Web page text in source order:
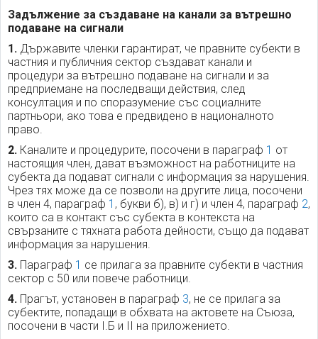
Задължение за създаване на канали за вътрешно
подаване на сигнали
1. Държавите членки гарантират, че правните субекти в
частния и публичния сектор създават канали и
процедури за вътрешно подаване на сигнали и за
предприемане на последващи действия, след
консултация и по споразумение със социалните
партньори, ако това е предвидено в националното
право.
2. Каналите и процедурите, посочени в параграф 1 от
настоящия член, дават възможност на работниците на
субекта да подават сигнали с информация за нарушения.
Чрез тях може да се позволи на другите лица, посочени
в член 4, параграф 1 , букви б), в) и г) и член 4, параграф 2,
които са в контакт със субекта в контекста на
свързаните с тяхната работа дейности, също да подават
информация за нарушения.
3. Параграф 1 се прилага за правните субекти в частния
сектор с 50 или повече работници.
4. Прагът, установен в параграф 3, не се прилага за
субектите, попадащи в обхвата на актовете на Съюза,
посочени в части I.Б и II на приложението.